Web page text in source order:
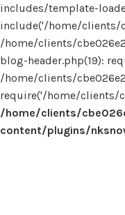
includes/template-
include('/home/clients/
/home/clients/
blog-header.php(19):
/home/clients/
require('/home/clients/
/home/clients/
content/plugins/